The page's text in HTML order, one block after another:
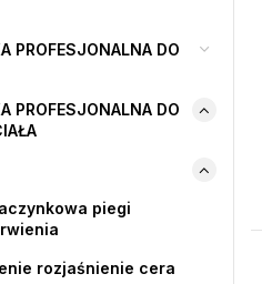
PROFESJONALNA DO
PROFESJONALNA DO
piegi
rozjaśnienie cera